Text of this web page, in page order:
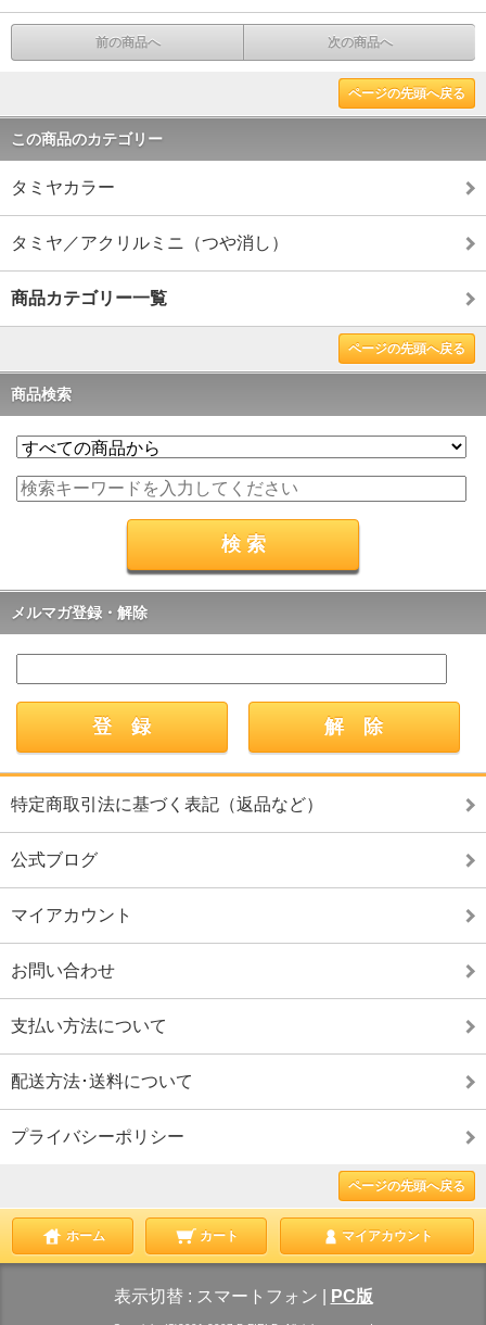
前の商品へ 次の商品へ
ページの先頭へ戻る
この商品のカテゴリー
タミヤカラー
タミヤ／アクリルミニ（つや消し）
商品カテゴリー一覧
ページの先頭へ戻る
商品検索
メルマガ登録・解除
特定商取引法に基づく表記（返品など）
公式ブログ
マイアカウント
お問い合わせ
支払い方法について
配送方法･送料について
プライバシーポリシー
ページの先頭へ戻る
ホーム カート マイアカウント
表示切替 : スマートフォン PC版